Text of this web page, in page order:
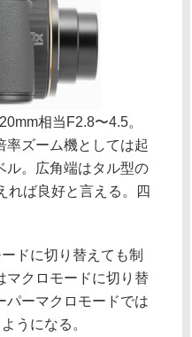
相当F2.8〜4.5。
率ズーム機としては起
ル。広角端はタル型の
れば良好と言える。四
ドに切り替えても制
マクロモードに切り替
パーマクロモードでは
うになる。